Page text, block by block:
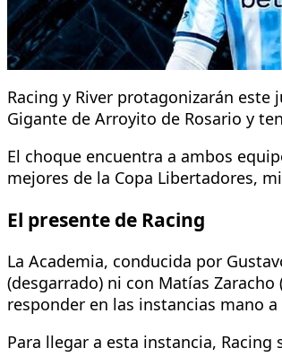
Racing y River protagonizarán
Gigante de Arroyito de Rosario y
El choque encuentra a ambos
mejores de la Copa Libertadores,
El presente de Racing
La Academia, conducida por
(desgarrado) ni con Matías
responder en las instancias mano
Para llegar a esta instancia,